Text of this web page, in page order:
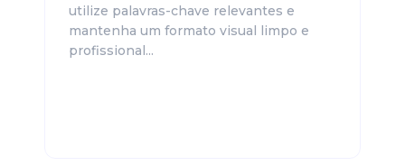
utilize palavras-chave relevantes e
mantenha um formato visual limpo e
profissional...